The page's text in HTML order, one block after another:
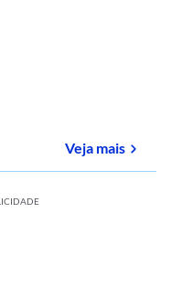
Veja maissobre